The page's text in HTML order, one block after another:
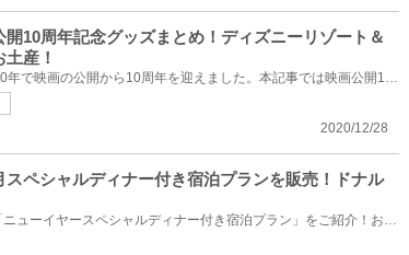
開10周年記念グッズまとめ！ディズニーリゾート＆
産！
『塔の上のラプンツェル』は、2020年で映画の公開から10周年を迎えました。本記事では映画公開10周年を...
2020/12/28
スペシャルディナー付き宿泊プランを販売！ドナル
ディズニーアンバサダーホテルの「ニューイヤースペシャルディナー付き宿泊プラン」をご紹介！お正月限...